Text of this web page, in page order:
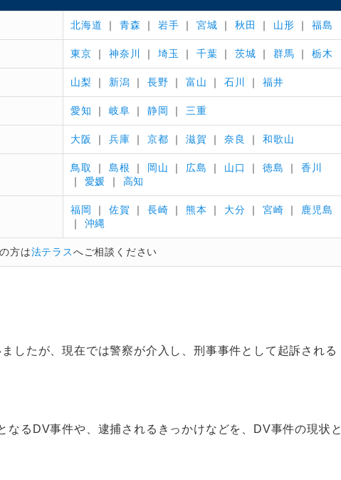
きる
北海道 ｜ 青森 ｜ 岩手 ｜ 宮城 ｜ 秋田 ｜ 山形 ｜ 福島
東京 ｜神奈川 ｜ 埼玉 ｜ 千葉 ｜ 茨城 ｜ 群馬 ｜ 栃木
山梨 ｜ 新潟 ｜長野 ｜富山 ｜石川 ｜福井
愛知 ｜岐阜 ｜静岡 ｜ 三重
大阪 ｜兵庫 ｜京都 ｜滋賀 ｜奈良 ｜和歌山
鳥取 ｜島根 ｜ 岡山 ｜ 広島 ｜ 山口 ｜徳島 ｜香川
｜ 愛媛 ｜ 高知
福岡 ｜佐賀 ｜長崎 ｜熊本 ｜ 大分 ｜宮崎 ｜
鹿児島
｜ 沖縄
方は法テラスへご相談ください
したが、現在では警察が介入し、刑事事件として起訴される
なるDV事件や、逮捕されるきっかけなどを、DV事件の現状と